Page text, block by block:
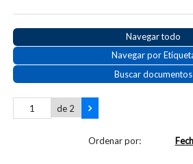
Navegar todo
Navegar por
Buscar documentos
de 2
Ordenar por: